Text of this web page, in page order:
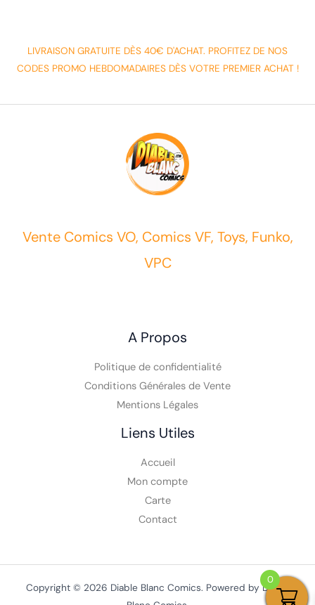
LIVRAISON GRATUITE DÈS 40€ D'ACHAT. PROFITEZ DE NOS
CODES PROMO HEBDOMADAIRES DÈS VOTRE PREMIER ACHAT !
Vente Comics VO, Comics VF, Toys, Funko,
VPC
A Propos
Politique de confidentialité
Conditions Générales de Vente
Mentions Légales
Liens Utiles
Accueil
Mon compte
Carte
Contact
Copyright © 2026 Diable Blanc Comics. Powered by Diable
0